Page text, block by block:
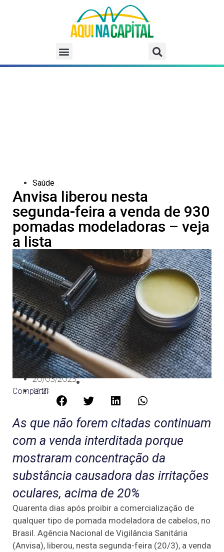
Saúde
Anvisa liberou nesta
segunda-feira a venda de 930
pomadas modeladoras – veja
a lista
20/03/2023
13:27
Compartilhe:
As que não forem citadas continuam
com a venda interditada porque
mostraram concentração da
substância causadora das irritações
oculares, acima de 20%
Quarenta dias após proibir a comercialização de
qualquer tipo de pomada modeladora de cabelos, no
Brasil. Agência Nacional de Vigilância Sanitária
(Anvisa), liberou, nesta segunda-feira (20/3), a venda